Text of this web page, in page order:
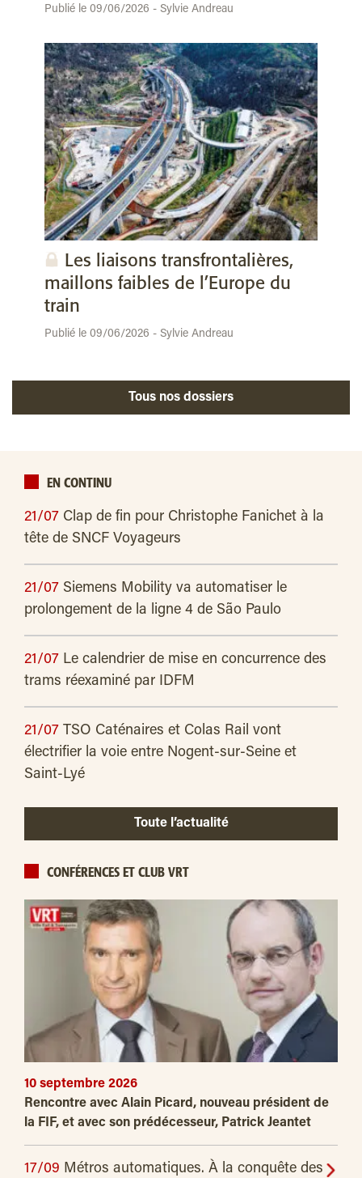
Publié le 09/06/2026 - Sylvie Andreau
Les liaisons transfrontalières,
maillons faibles de l’Europe du
train
Publié le 09/06/2026 - Sylvie Andreau
Tous nos dossiers
EN CONTINU
21/07 Clap de fin pour Christophe Fanichet à la
tête de SNCF Voyageurs
21/07 Siemens Mobility va automatiser le
prolongement de la ligne 4 de São Paulo
21/07 Le calendrier de mise en concurrence des
trams réexaminé par IDFM
21/07 TSO Caténaires et Colas Rail vont
électrifier la voie entre Nogent-sur-Seine et
Saint-Lyé
Toute l’actualité
CONFÉRENCES ET CLUB VRT
10 septembre 2026
Rencontre avec Alain Picard, nouveau président de
la FIF, et avec son prédécesseur, Patrick Jeantet
17/09 Métros automatiques. À la conquête des